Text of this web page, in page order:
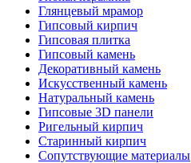
Глянцевый мрамор
Гипсовый кирпич
Гипсовая плитка
Гипсовый камень
Декоративный камень
Искусственный камень
Натуральный камень
Гипсовые 3D панели
Ригельный кирпич
Старинный кирпич
Сопутствующие материалы